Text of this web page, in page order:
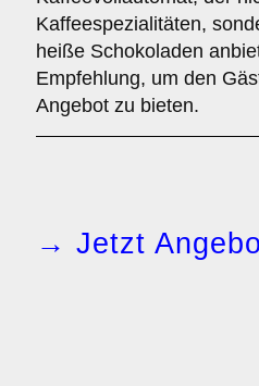
Kaffeespezialitäten,
heiße Schokoladen
Empfehlung, um den
Angebot zu bieten.
→ Jetzt